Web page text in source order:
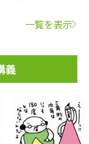
一覧を表示
義